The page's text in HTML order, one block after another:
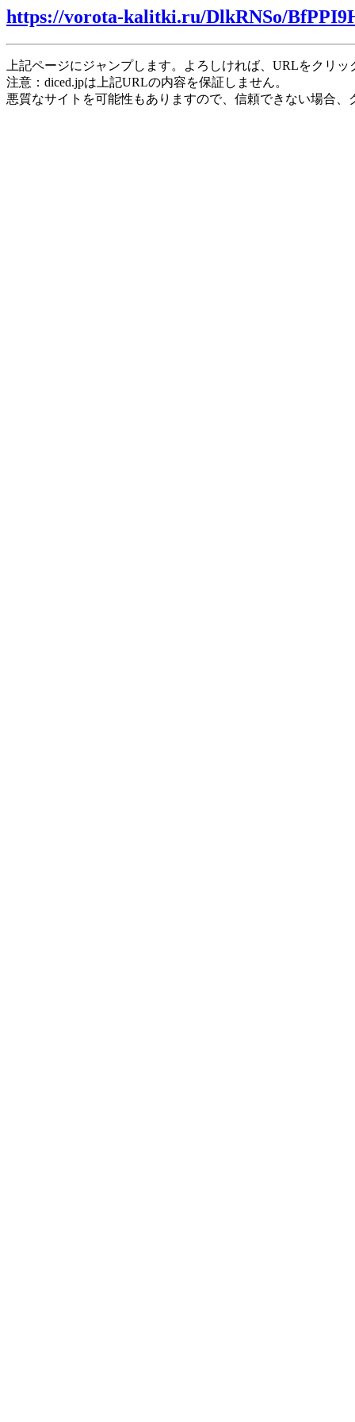
https://vorota-kalitki.ru/DlkRNSo/
上記ページにジャンプします。よろしければ、URLをクリ
注意：diced.jpは上記URLの内容を保証しません。
悪質なサイトを可能性もありますので、信頼できない場合、